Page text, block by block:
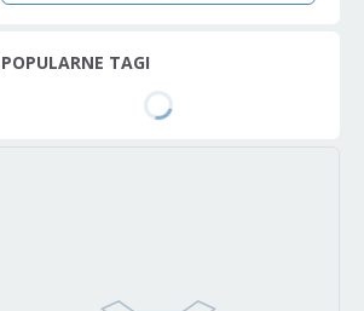
POPULARNE TAGI